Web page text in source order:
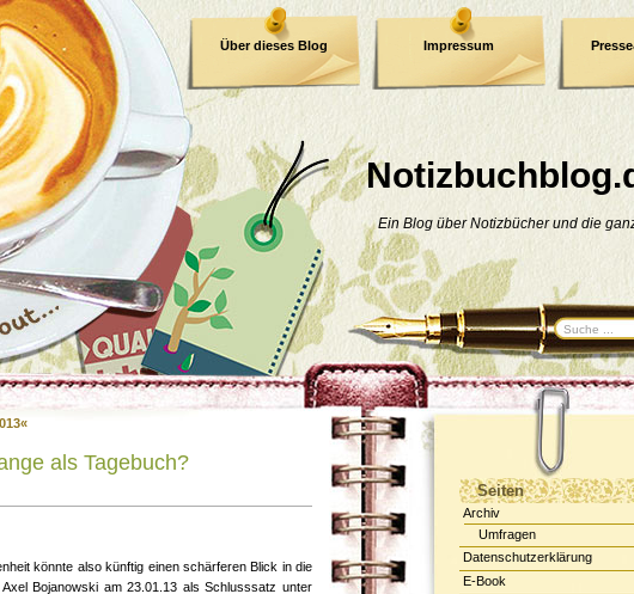
Ein Blog über Notizbücher und die
Über dieses Blog Impressum
Datenschutzerklärung
als Tagebuch?
könnte also künftig einen schärferen Blick in die
Bojanowski am 23.01.13 als Schlusssatz unter
Seiten
Archiv
Umfragen
Datenschutzerklärung
E-Book